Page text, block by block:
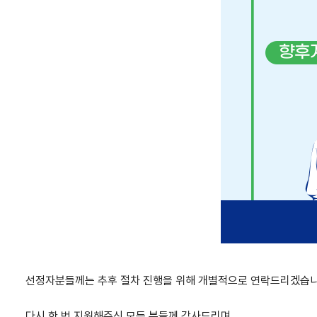
선정자분들께는 추후 절차 진행을 위해 개별적으로 연락드리겠습